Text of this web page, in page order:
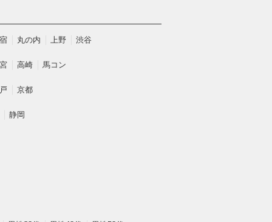
丸の内 上野 渋谷
高崎 馬コン
京都
静岡